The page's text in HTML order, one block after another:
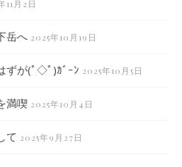
11月2日
岳へ 2025年10月19日
ずが(ﾟ◇ﾟ)ｶﾞｰﾝ 2025年10月5日
満喫 2025年10月4日
て 2025年9月27日